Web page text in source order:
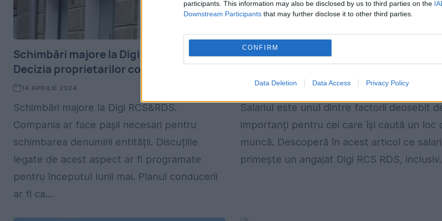
participants. This information may also be disclosed by us to third parties on the
Downstream Participants that may further disclose it to other third parties.
CONFIRM
Data Deletion Data Access Privacy Policy
Schimbări majore la Digi RCS&RDS.
Decizia proprietarilor companiei
14 APRILIE 2024
Schimbări majore la Digi RCS&RDS.
Compania ar face pașii necesari pentru
schimbarea denumirii entității. Discuțiile
legate de acest aspect ar fi programate
pentru începutul lunii mai. Planul conducerii
ar fi ca...
Ce salariu primește un angajat Digi RCS
RDS, în 2024
2 MARTIE 2024
Salariul este unul dintre factorii deosebit
importanți pentru cei care își caută un loc
muncă. Descoperă în acest articol ce
primește un angajat Digi RCS RDS,